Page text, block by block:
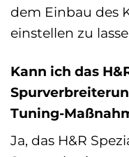
dem Einbau des
einstellen zu
Kann ich das
Tuning-
Ja, das H&R